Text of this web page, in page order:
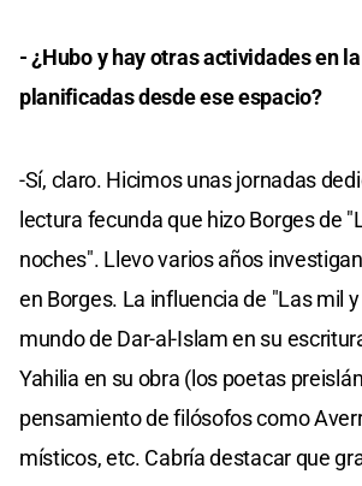
- ¿Hubo y hay otras actividades en
planificadas desde ese espacio?
-Sí, claro. Hicimos unas jornadas
lectura fecunda que hizo Borges de
noches". Llevo varios años
en Borges. La influencia de "Las mil y
mundo de Dar-al-Islam en su
Yahilia en su obra (los poetas
pensamiento de filósofos como
místicos, etc. Cabría destacar que